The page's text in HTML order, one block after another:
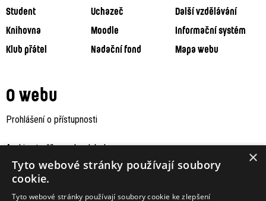
Student
Uchazeč
Další vzdělávání
Knihovna
Moodle
Informační systém
Klub přátel
Nadační fond Mapa webu
O webu
Prohlášení o přístupnosti
Archiv staršího webu Jaboku ×
Tyto webové stránky používají soubory
cookie.
Tyto webové stránky používají soubory cookie ke zlepšení